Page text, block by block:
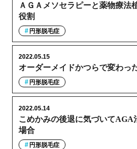
ＡＧＡメソセラピーと薬物療法
役割
円形脱毛症
オーダーメイドかつらで変わっ
2022.05.15
円形脱毛症
こめかみの後退に気づいてAGA
場合
2022.05.14
円形脱毛症